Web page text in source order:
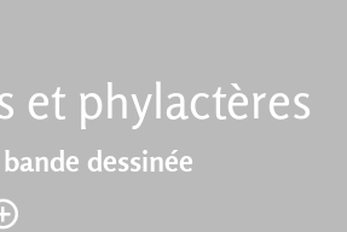
et phylactères
dessinée